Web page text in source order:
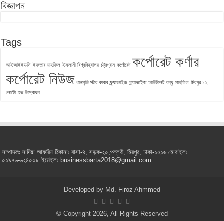
বিজ্ঞাপন
Tags
আইআইইউসি ইফতার মাহফিল ইসলামী বিশ্ববিদ্যালয় চট্রগ্রাম কর্পোরেট কর্পোরেট কর্ণার
কর্পোরেট নিউজ ধানমন্ডি স্টার কাবাব ফ্র্যাঞ্চাইজ ফ্র্যাঞ্চাইজ আউটলেট বন্ধু মাহফিল মিরপুর ১২
লোটো শুভ উদ্বোধন
সম্পাদকঃ সাদিয়া আফরিন ঠিকানাঃ বাসা-৪, সড়ক-২০,পল্লবী, মিরপুর, ঢাকা-১২১৬ মোবাইলঃ
০১৯৭৬-৬২৪০০৮ ইমেইলঃ businessbarta2018@gmail.com
Developed by Md. Firoz Ahmmed
© Copyright 2026, All Rights Reserved